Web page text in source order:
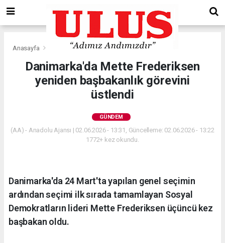
Anasayfa Gündem
Danimarka'da Mette Frederiksen
yeniden başbakanlık görevini
üstlendi
GÜNDEM
(AA) - Anadolu Ajansı | 02.06.2026 - 13:31, Güncelleme: 02.06.2026 - 13:22
1772+ kez okundu.
Danimarka'da 24 Mart'ta yapılan genel seçimin
ardından seçimi ilk sırada tamamlayan Sosyal
Demokratların lideri Mette Frederiksen üçüncü kez
başbakan oldu.